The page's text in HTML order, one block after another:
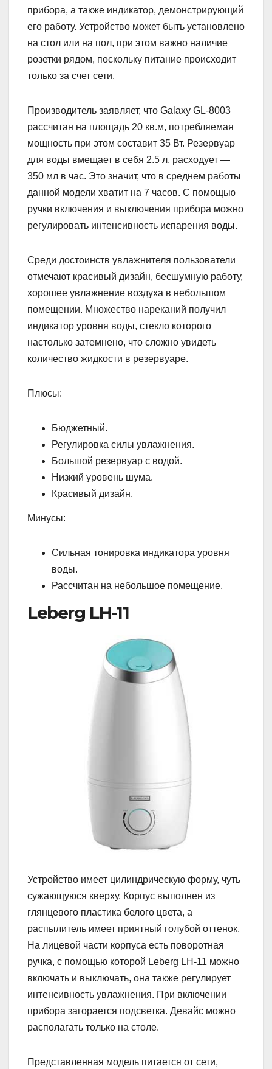
прибора, а также индикатор, демонстрирующий
его работу. Устройство может быть установлено
на стол или на пол, при этом важно наличие
розетки рядом, поскольку питание происходит
только за счет сети.
Производитель заявляет, что Galaxy GL-8003
рассчитан на площадь 20 кв.м, потребляемая
мощность при этом составит 35 Вт. Резервуар
для воды вмещает в себя 2.5 л, расходует —
350 мл в час. Это значит, что в среднем работы
данной модели хватит на 7 часов. С помощью
ручки включения и выключения прибора можно
регулировать интенсивность испарения воды.
Среди достоинств увлажнителя пользователи
отмечают красивый дизайн, бесшумную работу,
хорошее увлажнение воздуха в небольшом
помещении. Множество нареканий получил
индикатор уровня воды, стекло которого
настолько затемнено, что сложно увидеть
количество жидкости в резервуаре.
Плюсы:
Бюджетный.
Регулировка силы увлажнения.
Большой резервуар с водой.
Низкий уровень шума.
Красивый дизайн.
Минусы:
Сильная тонировка индикатора уровня
воды.
Рассчитан на небольшое помещение.
Leberg LH-11
Устройство имеет цилиндрическую форму, чуть
сужающуюся кверху. Корпус выполнен из
глянцевого пластика белого цвета, а
распылитель имеет приятный голубой оттенок.
На лицевой части корпуса есть поворотная
ручка, с помощью которой Leberg LH-11 можно
включать и выключать, она также регулирует
интенсивность увлажнения. При включении
прибора загорается подсветка. Девайс можно
располагать только на столе.
Представленная модель питается от сети,